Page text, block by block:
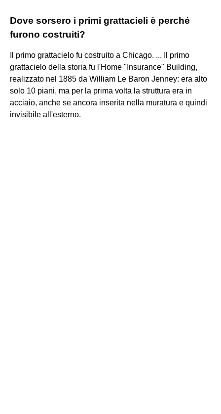
Dove sorsero i primi grattacieli è perché
furono costruiti?
Il primo grattacielo fu costruito a Chicago. ... Il primo
grattacielo della storia fu l'Home "Insurance" Building,
realizzato nel 1885 da William Le Baron Jenney: era alto
solo 10 piani, ma per la prima volta la struttura era in
acciaio, anche se ancora inserita nella muratura e quindi
invisibile all'esterno.